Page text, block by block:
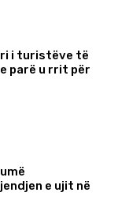
i turistëve të
parë u rrit për
e ujit në